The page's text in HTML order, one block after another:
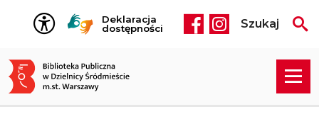
Przejdź do treści
Deklaracja
dostępności
Social media
Szukaj